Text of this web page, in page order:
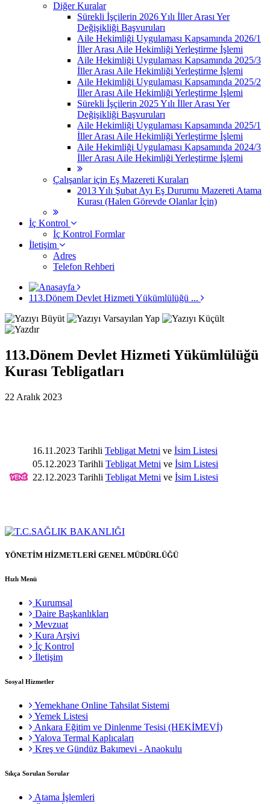
Diğer Kuralar
Sürekli İşçilerin 2026 Yılı İller Arası Yer
Değişikliği Başvuruları
Aile Hekimliği Uygulaması Kapsamında 2026/1
İller Arası Aile Hekimliği Yerleştirme İşlemi
Aile Hekimliği Uygulaması Kapsamında 2025/3
İller Arası Aile Hekimliği Yerleştirme İşlemi
Aile Hekimliği Uygulaması Kapsamında 2025/2
İller Arası Aile Hekimliği Yerleştirme İşlemi
Sürekli İşçilerin 2025 Yılı İller Arası Yer
Değişikliği Başvuruları
Aile Hekimliği Uygulaması Kapsamında 2025/1
İller Arası Aile Hekimliği Yerleştirme İşlemi
Aile Hekimliği Uygulaması Kapsamında 2024/3
İller Arası Aile Hekimliği Yerleştirme İşlemi
Çalışanlar için Eş Mazereti Kuraları
2013 Yılı Şubat Ayı Eş Durumu Mazereti Atama
Kurası (Halen Görevde Olanlar İçin)
İç Kontrol
İç Kontrol Formlar
İletişim
Adres
Telefon Rehberi
113.Dönem Devlet Hizmeti Yükümlülüğü ...
113.Dönem Devlet Hizmeti Yükümlülüğü
Kurası Tebligatları
22 Aralık 2023
16.11.2023 Tarihli Tebligat Metni ve İsim Listesi
05.12.2023 Tarihli Tebligat Metni ve İsim Listesi
22.12.2023 Tarihli Tebligat Metni ve İsim Listesi
YÖNETİM HİZMETLERİ GENEL MÜDÜRLÜĞÜ
Hızlı Menü
Kurumsal
Daire Başkanlıkları
Mevzuat
Kura Arşivi
İç Kontrol
İletişim
Sosyal Hizmetler
Yemekhane Online Tahsilat Sistemi
Yemek Listesi
Ankara Eğitim ve Dinlenme Tesisi (HEKİMEVİ)
Yalova Termal Kaplıcaları
Kreş ve Gündüz Bakımevi - Anaokulu
Sıkça Sorulan Sorular
Atama İşlemleri